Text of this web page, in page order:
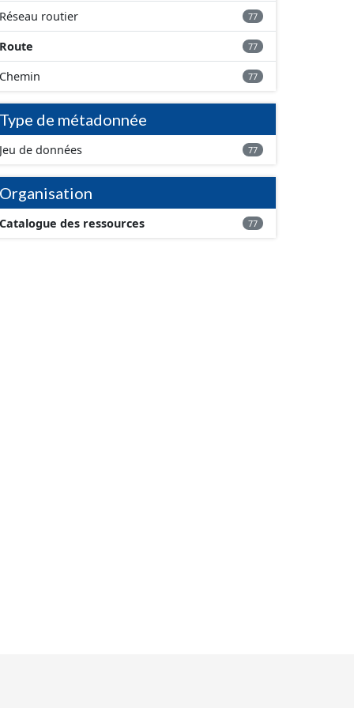
Réseau routier 77
Route 77
Chemin 77
Type de métadonnée
Jeu de données 77
Organisation
Catalogue des ressources 77